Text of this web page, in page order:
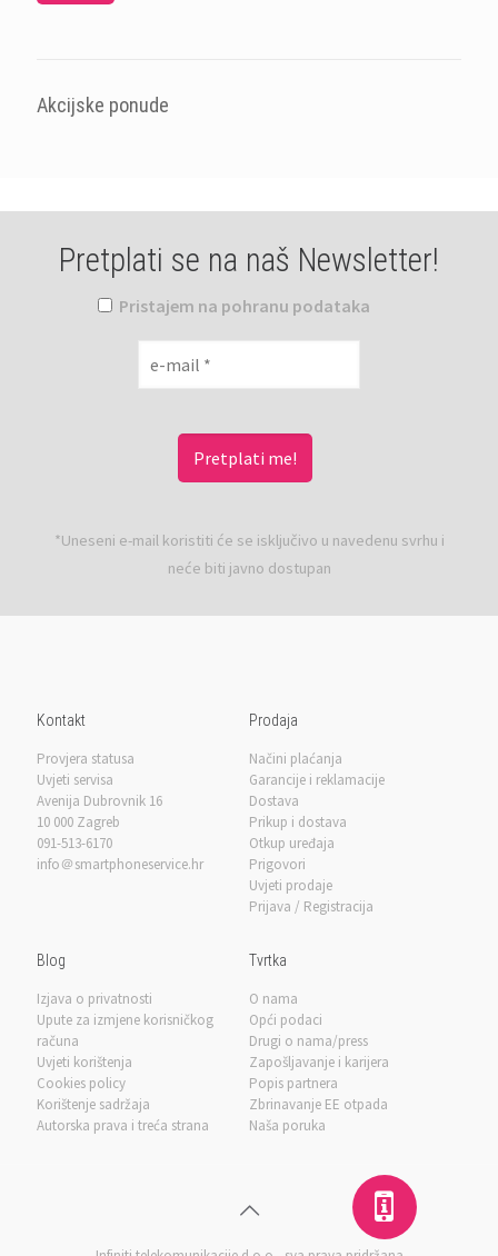
Akcijske ponude
Pretplati se na naš Newsletter!
Pristajem na pohranu podataka
*Uneseni e-mail koristiti će se isključivo u navedenu svrhu i
neće biti javno dostupan
Kontakt
Provjera statusa
Uvjeti servisa
Avenija Dubrovnik 16
10 000 Zagreb
091-513-6170
info＠smartphoneservice.hr
Prodaja
Načini plaćanja
Garancije i reklamacije
Dostava
Prikup i dostava
Otkup uređaja
Prigovori
Uvjeti prodaje
Prijava / Registracija
Blog
Izjava o privatnosti
Upute za izmjene korisničkog
računa
Uvjeti korištenja
Cookies policy
Korištenje sadržaja
Autorska prava i treća strana
Tvrtka
O nama
Opći podaci
Drugi o nama/press
Zapošljavanje i karijera
Popis partnera
Zbrinavanje EE otpada
Naša poruka